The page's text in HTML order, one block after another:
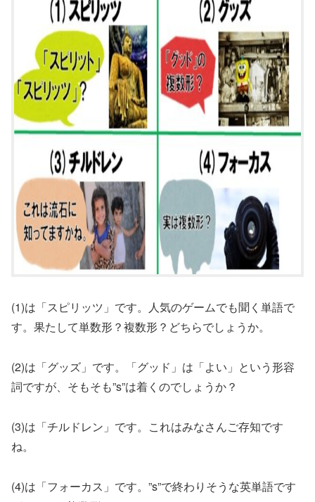
(1)は「スピリッツ」です。人気のゲームでも聞く単語で
す。果たして単数形？複数形？どちらでしょうか。
(2)は「グッズ」です。「グッド」は「よい」という形容
詞ですが、そもそも”s”は着くのでしょうか？
(3)は「チルドレン」です。これはみなさんご存知です
ね。
(4)は「フォーカス」です。”s”で終わりそうな英単語です